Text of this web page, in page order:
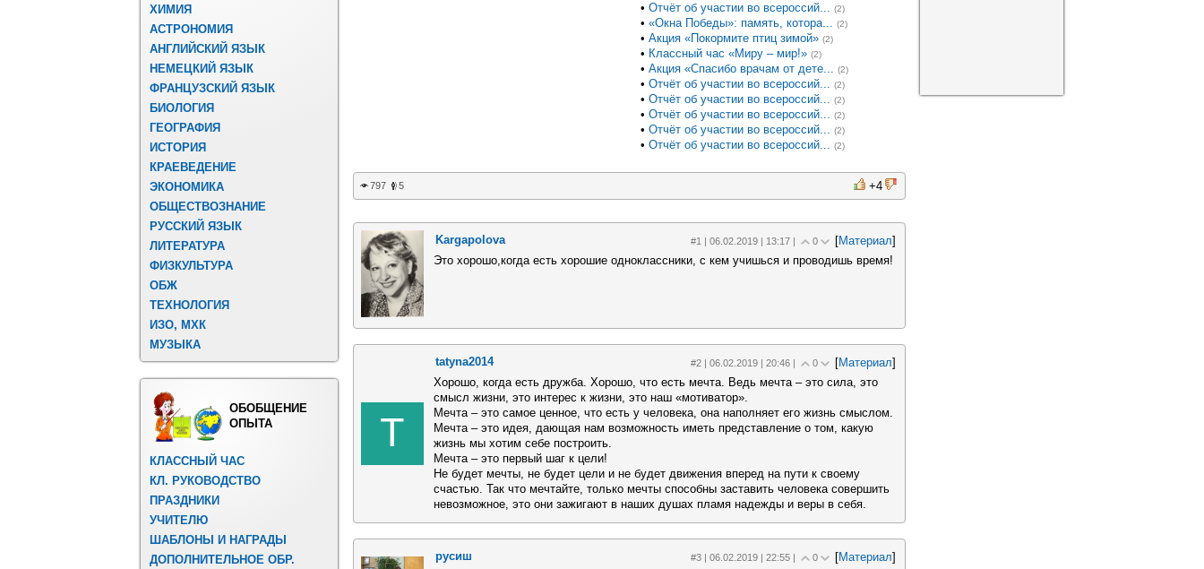
ХИМИЯ
АСТРОНОМИЯ
АНГЛИЙСКИЙ ЯЗЫК
НЕМЕЦКИЙ ЯЗЫК
ФРАНЦУЗСКИЙ ЯЗЫК
БИОЛОГИЯ
ГЕОГРАФИЯ
ИСТОРИЯ
КРАЕВЕДЕНИЕ
ЭКОНОМИКА
ОБЩЕСТВОЗНАНИЕ
РУССКИЙ ЯЗЫК
ЛИТЕРАТУРА
ФИЗКУЛЬТУРА
ОБЖ
ТЕХНОЛОГИЯ
ИЗО, МХК
МУЗЫКА
ОБОБЩЕНИЕ
ОПЫТА
КЛАССНЫЙ ЧАС
КЛ. РУКОВОДСТВО
ПРАЗДНИКИ
УЧИТЕЛЮ
ШАБЛОНЫ И НАГРАДЫ
ДОПОЛНИТЕЛЬНОЕ ОБР.
• Отчёт об участии во всероссий... (2)
• «Окна Победы»: память, котора... (2)
• Акция «Покормите птиц зимой» (2)
• Классный час «Миру – мир!» (2)
• Акция «Спасибо врачам от дете... (2)
• Отчёт об участии во всероссий... (2)
• Отчёт об участии во всероссий... (2)
• Отчёт об участии во всероссий... (2)
• Отчёт об участии во всероссий... (2)
• Отчёт об участии во всероссий... (2)
797 5 +4
Kargapolova #1 | 06.02.2019 | 13:17 | 0 [Материал]
Это хорошо,когда есть хорошие одноклассники, с кем учишься и проводишь время!
T
tatyna2014 #2 | 06.02.2019 | 20:46 | 0 [Материал]
Хорошо, когда есть дружба. Хорошо, что есть мечта. Ведь мечта – это сила, это
смысл жизни, это интерес к жизни, это наш «мотиватор».
Мечта – это самое ценное, что есть у человека, она наполняет его жизнь смыслом.
Мечта – это идея, дающая нам возможность иметь представление о том, какую
жизнь мы хотим себе построить.
Мечта – это первый шаг к цели!
Не будет мечты, не будет цели и не будет движения вперед на пути к своему
счастью. Так что мечтайте, только мечты способны заставить человека совершить
невозможное, это они зажигают в наших душах пламя надежды и веры в себя.
русиш #3 | 06.02.2019 | 22:55 | 0 [Материал]